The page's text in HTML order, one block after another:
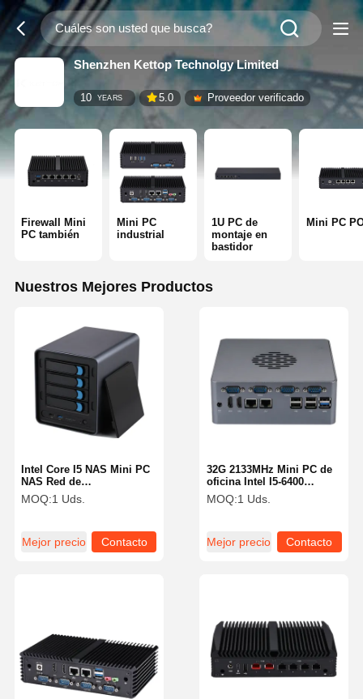
Shenzhen Kettop Technolgy Limited
10 YEARS 5.0 Proveedor verificado
Firewall Mini
PC también
Mini PC
industrial
1U PC de
montaje en
bastidor
Mini PC
Nuestros Mejores Productos
Intel Core I5 NAS Mini PC
NAS Red de
almacenamiento
conectado 8260U 4 Bay
MOQ:1 Uds.
Mejor precio Contacto
32G 2133MHz Mini PC de
oficina Intel I5-6400
4xCOM Dual LAN 3
Display PC de medios sin
MOQ:1 Uds.
Mejor precio Contacto